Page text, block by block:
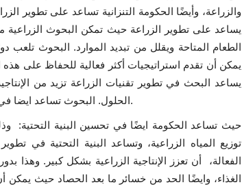
والزراعة، وأيضًا الحكومة التنزانية تساعد على تطوير
يساعد على تطوير الزراعة حيث تمكن البحوث الزراعية
الطعام المتاحة ويقلل من تبديد الموارد. البحوث تلعب
يمكن أن تقدم استراتيجيات أكثر فعالية للحفاظ على هذه
يساعد البحث في تطوير تقنيات الزراعة تزيد من
الحلول. البحوث تساعد ايضا في تحسين قدرة صغار المزارعين من خلال تحسين سياسات الزراعة.
حيث تساعد الحكومة ايضًا في تحسين البنية التحتية:
توزيع المياه الزراعية، وتساعد البنية التحتية في
الفعالة، أن تعزز الإنتاجية الزراعية بشكل كبير. وهذا
الغذاء، وايضًا الحد من خسائر ما بعد الحصاد حيث يمكن